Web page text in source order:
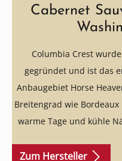
Cabernet
Columbia Crest
gegründet und ist das
Anbaugebiet Horse
Breitengrad wie
warme Tage und kühle
Zum Hersteller